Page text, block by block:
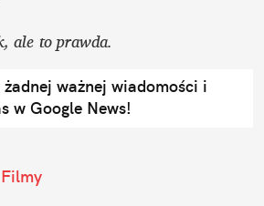
ale to prawda.
żadnej ważnej wiadomości i
w Google News!
Filmy